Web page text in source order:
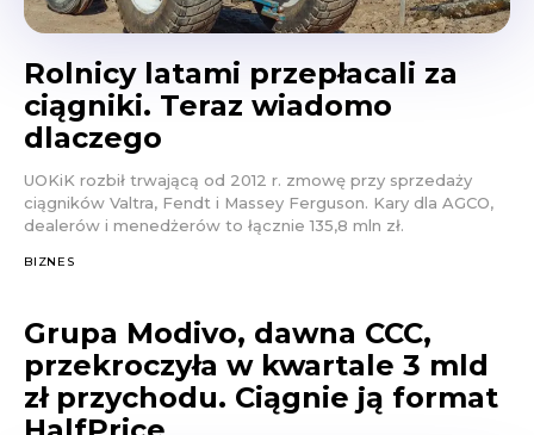
Rolnicy latami przepłacali za
ciągniki. Teraz wiadomo
dlaczego
UOKiK rozbił trwającą od 2012 r. zmowę przy sprzedaży
ciągników Valtra, Fendt i Massey Ferguson. Kary dla AGCO,
dealerów i menedżerów to łącznie 135,8 mln zł.
BIZNES
Grupa Modivo, dawna CCC,
przekroczyła w kwartale 3 mld
zł przychodu. Ciągnie ją format